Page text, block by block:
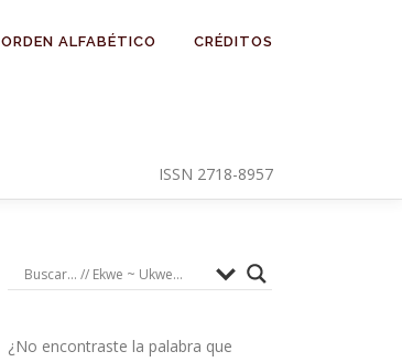
ORDEN ALFABÉTICO CRÉDITOS
ISSN 2718-8957
¿No encontraste la palabra que